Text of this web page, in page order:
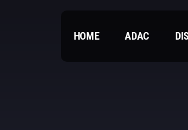
HOME ADAC